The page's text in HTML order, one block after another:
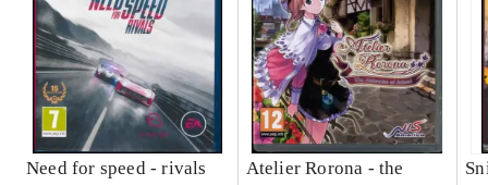
Need for speed - rivals
Atelier Rorona - the